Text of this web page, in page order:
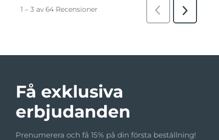
Få exklusiva
erbjudanden
Prenumerera och få 15% på din första beställning!